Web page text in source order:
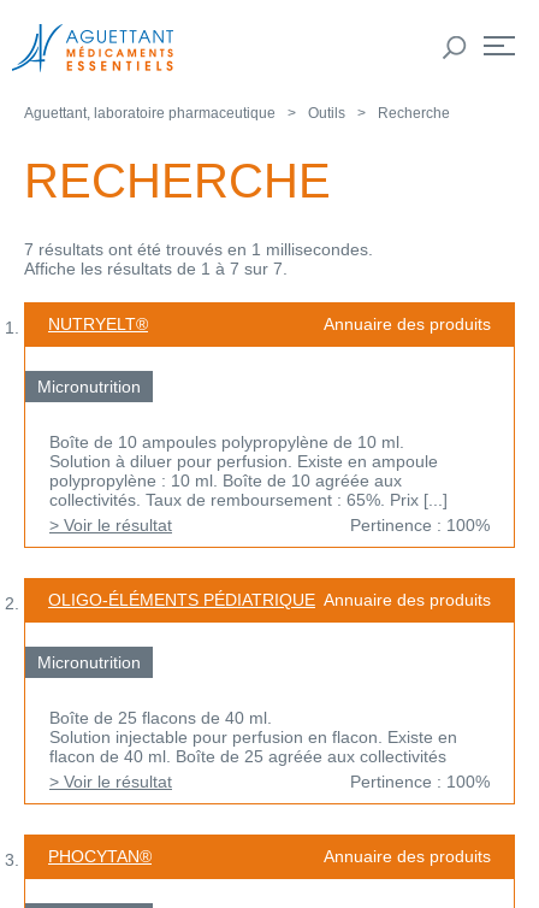
Aguettant, laboratoire pharmaceutique Outils Recherche
RECHERCHE
7 résultats ont été trouvés en 1 millisecondes.
Affiche les résultats de 1 à 7 sur 7.
NUTRYELT® Annuaire des produits
Micronutrition
Boîte de 10 ampoules polypropylène de 10 ml.
Solution à diluer pour perfusion. Existe en ampoule
polypropylène : 10 ml. Boîte de 10 agréée aux
collectivités. Taux de remboursement : 65%. Prix [...]
> Voir le résultat
Pertinence : 100%
OLIGO-ÉLÉMENTS PÉDIATRIQUE Annuaire des produits
Micronutrition
Boîte de 25 flacons de 40 ml.
Solution injectable pour perfusion en flacon. Existe en
flacon de 40 ml. Boîte de 25 agréée aux collectivités
> Voir le résultat
Pertinence : 100%
PHOCYTAN® Annuaire des produits